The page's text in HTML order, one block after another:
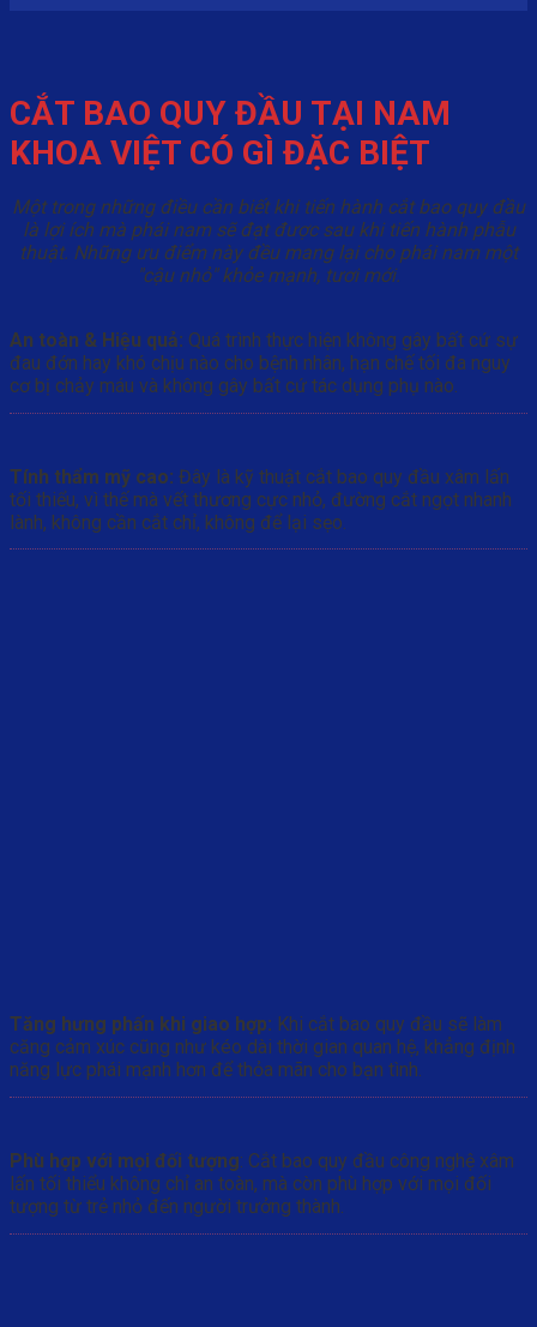
CẮT BAO QUY ĐẦU TẠI NAM
KHOA VIỆT CÓ GÌ ĐẶC BIỆT
Một trong những điều cần biết khi tiến hành cắt bao quy đầu
là lợi ích mà phái nam sẽ đạt được sau khi tiến hành phẫu
thuật. Những ưu điểm này đều mang lại cho phái nam một
"cậu nhỏ" khỏe mạnh, tươi mới.
An toàn & Hiệu quả: Quá trình thực hiện không gây bất cứ sự
đau đớn hay khó chịu nào cho bệnh nhân, hạn chế tối đa nguy
cơ bị chảy máu và không gây bất cứ tác dụng phụ nào.
Tính thẩm mỹ cao: Đây là kỹ thuật cắt bao quy đầu xâm lấn
tối thiểu, vì thế mà vết thương cực nhỏ, đường cắt ngọt nhanh
lành, không cần cắt chỉ, không để lại sẹo.
Tăng hưng phấn khi giao hợp: Khi cắt bao quy đầu sẽ làm
căng cảm xúc cũng như kéo dài thời gian quan hệ, khẳng định
năng lực phái mạnh hơn để thỏa mãn cho bạn tình.
Phù hợp với mọi đối tượng: Cắt bao quy đầu công nghệ xâm
lấn tối thiểu không chỉ an toàn, mà còn phù hợp với mọi đối
tượng từ trẻ nhỏ đến người trưởng thành.